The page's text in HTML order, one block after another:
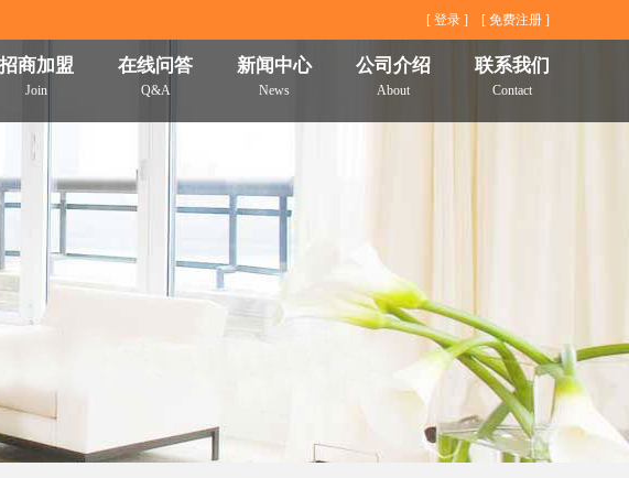
[ 登录 ] [ 免费注册 ]
招商加盟
Join
在线问答
Q&A
新闻中心
News
公司介绍
About
联系我们
Contact